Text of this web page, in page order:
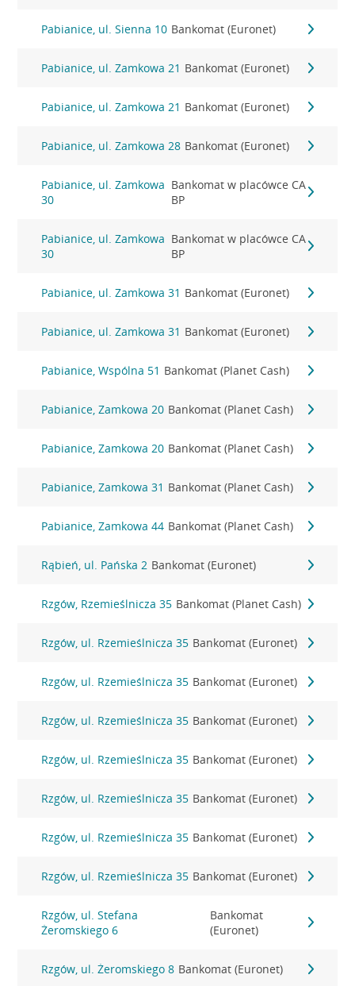
Pabianice, ul. Sienna 10 Bankomat (Euronet)
Pabianice, ul. Zamkowa 21 Bankomat (Euronet)
Pabianice, ul. Zamkowa 21 Bankomat (Euronet)
Pabianice, ul. Zamkowa 28 Bankomat (Euronet)
Pabianice, ul. Zamkowa
30
Bankomat w placówce CA
BP
Pabianice, ul. Zamkowa
30
Bankomat w placówce CA
BP
Pabianice, ul. Zamkowa 31 Bankomat (Euronet)
Pabianice, ul. Zamkowa 31 Bankomat (Euronet)
Pabianice, Wspólna 51 Bankomat (Planet Cash)
Pabianice, Zamkowa 20 Bankomat (Planet Cash)
Pabianice, Zamkowa 20 Bankomat (Planet Cash)
Pabianice, Zamkowa 31 Bankomat (Planet Cash)
Pabianice, Zamkowa 44 Bankomat (Planet Cash)
Rąbień, ul. Pańska 2 Bankomat (Euronet)
Rzgów, Rzemieślnicza 35 Bankomat (Planet Cash)
Rzgów, ul. Rzemieślnicza 35 Bankomat (Euronet)
Rzgów, ul. Rzemieślnicza 35 Bankomat (Euronet)
Rzgów, ul. Rzemieślnicza 35 Bankomat (Euronet)
Rzgów, ul. Rzemieślnicza 35 Bankomat (Euronet)
Rzgów, ul. Rzemieślnicza 35 Bankomat (Euronet)
Rzgów, ul. Rzemieślnicza 35 Bankomat (Euronet)
Rzgów, ul. Rzemieślnicza 35 Bankomat (Euronet)
Rzgów, ul. Stefana
Żeromskiego 6
Bankomat
(Euronet)
Rzgów, ul. Żeromskiego 8 Bankomat (Euronet)